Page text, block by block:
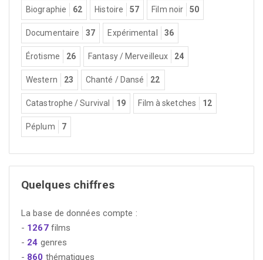
Biographie 62 Histoire 57 Film noir 50
Documentaire 37 Expérimental 36
Érotisme 26 Fantasy / Merveilleux 24
Western 23 Chanté / Dansé 22
Catastrophe / Survival 19 Film à sketches 12
Péplum 7
Quelques chiffres
La base de données compte :
- 1267films
- 24 genres
- 860 thématiques